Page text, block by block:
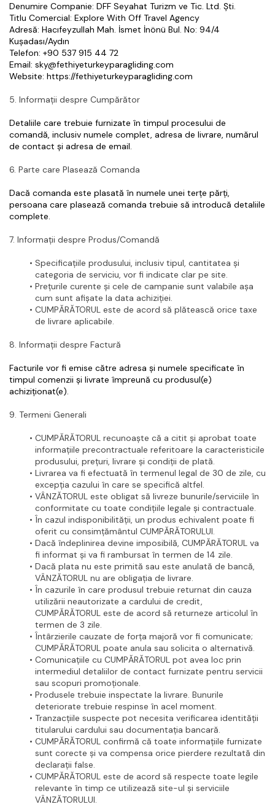
Denumire Companie: DFF Seyahat Turizm ve Tic. Ltd. Şti.
Titlu Comercial: Explore With Off Travel Agency
Adresă: Hacıfeyzullah Mah. İsmet İnönü Bul. No: 94/4
Kuşadası/Aydın
Telefon: +90 537 915 44 72
Email: sky@fethiyeturkeyparagliding.com
Website: https://fethiyeturkeyparagliding.com
5. Informații despre Cumpărător
Detaliile care trebuie furnizate în timpul procesului de
comandă, inclusiv numele complet, adresa de livrare, numărul
de contact și adresa de email.
6. Parte care Plasează Comanda
Dacă comanda este plasată în numele unei terțe părți,
persoana care plasează comanda trebuie să introducă detaliile
complete.
7. Informații despre Produs/Comandă
Specificațiile produsului, inclusiv tipul, cantitatea și
categoria de serviciu, vor fi indicate clar pe site.
Prețurile curente și cele de campanie sunt valabile așa
cum sunt afișate la data achiziției.
CUMPĂRĂTORUL este de acord să plătească orice taxe
de livrare aplicabile.
8. Informații despre Factură
Facturile vor fi emise către adresa și numele specificate în
timpul comenzii și livrate împreună cu produsul(e)
achiziționat(e).
9. Termeni Generali
CUMPĂRĂTORUL recunoaște că a citit și aprobat toate
informațiile precontractuale referitoare la caracteristicile
produsului, prețuri, livrare și condiții de plată.
Livrarea va fi efectuată în termenul legal de 30 de zile, cu
excepția cazului în care se specifică altfel.
VÂNZĂTORUL este obligat să livreze bunurile/serviciile în
conformitate cu toate condițiile legale și contractuale.
În cazul indisponibilității, un produs echivalent poate fi
oferit cu consimțământul CUMPĂRĂTORULUI.
Dacă îndeplinirea devine imposibilă, CUMPĂRĂTORUL va
fi informat și va fi rambursat în termen de 14 zile.
Dacă plata nu este primită sau este anulată de bancă,
VÂNZĂTORUL nu are obligația de livrare.
În cazurile în care produsul trebuie returnat din cauza
utilizării neautorizate a cardului de credit,
CUMPĂRĂTORUL este de acord să returneze articolul în
termen de 3 zile.
Întârzierile cauzate de forța majoră vor fi comunicate;
CUMPĂRĂTORUL poate anula sau solicita o alternativă.
Comunicațiile cu CUMPĂRĂTORUL pot avea loc prin
intermediul detaliilor de contact furnizate pentru servicii
sau scopuri promoționale.
Produsele trebuie inspectate la livrare. Bunurile
deteriorate trebuie respinse în acel moment.
Tranzacțiile suspecte pot necesita verificarea identității
titularului cardului sau documentația bancară.
CUMPĂRĂTORUL confirmă că toate informațiile furnizate
sunt corecte și va compensa orice pierdere rezultată din
declarații false.
CUMPĂRĂTORUL este de acord să respecte toate legile
relevante în timp ce utilizează site-ul și serviciile
VÂNZĂTORULUI.